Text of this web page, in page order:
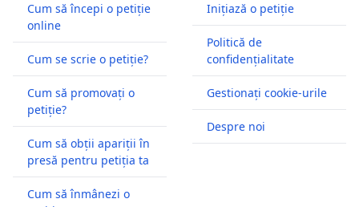
Cum să începi o petiție
online
Cum se scrie o petiție?
Cum să promovați o
petiție?
Cum să obții apariții în
presă pentru petiția ta
Cum să înmânezi o
Inițiază o petiție
Politică de
confidențialitate
Gestionați cookie-urile
Despre noi